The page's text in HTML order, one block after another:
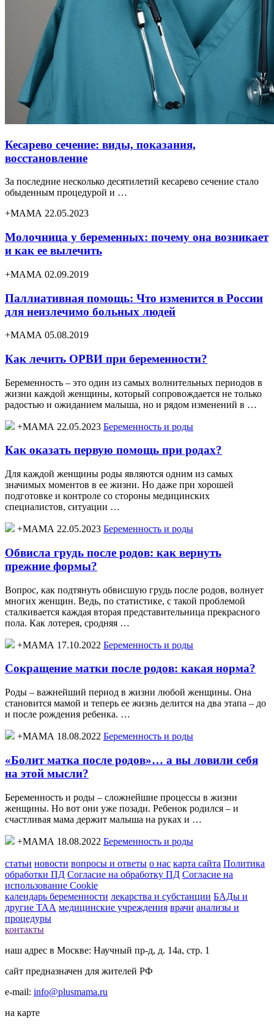
Кесарево сечение: виды, показания,
восстановление
За последние несколько десятилетий кесарево сечение стало
обыденным процедурой и …
+МАМА 22.05.2023
Молочница у беременных: почему она возникает
и как ее вылечить
+МАМА 02.09.2019
Паллиативная помощь: Что изменится в России
для неизлечимо больных людей
+МАМА 05.08.2019
Как лечить ОРВИ при беременности?
Беременность – это один из самых волнительных периодов в
жизни каждой женщины, который сопровождается не только
радостью и ожиданием малыша, но и рядом изменений в …
+МАМА 22.05.2023 Беременность и роды
Как оказать первую помощь при родах?
Для каждой женщины роды являются одним из самых
значимых моментов в ее жизни. Но даже при хорошей
подготовке и контроле со стороны медицинских
специалистов, ситуации …
+МАМА 22.05.2023 Беременность и роды
Обвисла грудь после родов: как вернуть
прежние формы?
Вопрос, как подтянуть обвисшую грудь после родов, волнует
многих женщин. Ведь, по статистике, с такой проблемой
сталкивается каждая вторая представительница прекрасного
пола. Как лотерея, сродняя …
+МАМА 17.10.2022 Беременность и роды
Сокращение матки после родов: какая норма?
Роды – важнейший период в жизни любой женщины. Она
становится мамой и теперь ее жизнь делится на два этапа – до
и после рождения ребенка. …
+МАМА 18.08.2022 Беременность и роды
«Болит матка после родов»… а вы ловили себя
на этой мысли?
Беременность и роды – сложнейшие процессы в жизни
женщины. Но вот они уже позади. Ребенок родился – и
счастливая мама держит малыша на руках и …
+МАМА 18.08.2022 Беременность и роды
статьи новости вопросы и ответы о нас карта сайта Политика
обработки ПД Согласие на обработку ПД Согласие на
использование Cookie
календарь беременности лекарства и субстанции БАДы и
другие ТАА медицинские учреждения врачи анализы и
процедуры
контакты
наш адрес в Москве: Научный пр-д, д. 14а, стр. 1
сайт предназначен для жителей РФ
e-mail: info@plusmama.ru
на карте